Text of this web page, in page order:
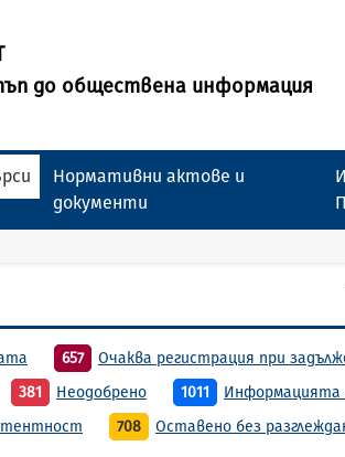
до обществена информация
Нормативни актове и
документи
657 Очаква регистрация при
381 Неодобрено 1011 Информацията
708 Оставено без